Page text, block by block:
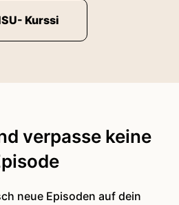
Kurssi
verpasse keine
neue Episoden auf dein